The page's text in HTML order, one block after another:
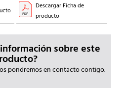
Descargar Ficha de
producto
sobre este
pondremos en contacto contigo.